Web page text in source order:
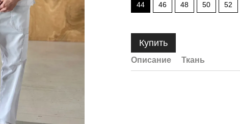
44 46 48 50 52
Купить
Описание Ткань